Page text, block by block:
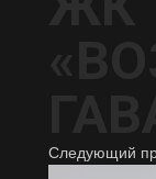
Следующий